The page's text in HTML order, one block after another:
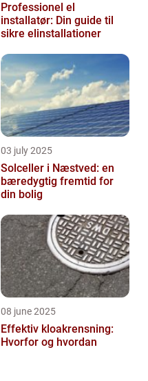
Professionel el
installatør: Din guide til
sikre elinstallationer
03 july 2025
Solceller i Næstved: en
bæredygtig fremtid for
din bolig
08 june 2025
Effektiv kloakrensning:
Hvorfor og hvordan